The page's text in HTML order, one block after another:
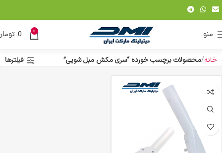
منو 0
0
خانه محصولات برچسب خورده “سری مکش مبل شویی” فیلترها